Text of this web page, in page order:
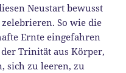
Neustart bewusst
So wie die
Ernte eingefahren
Trinität aus Körper,
sich zu leeren, zu